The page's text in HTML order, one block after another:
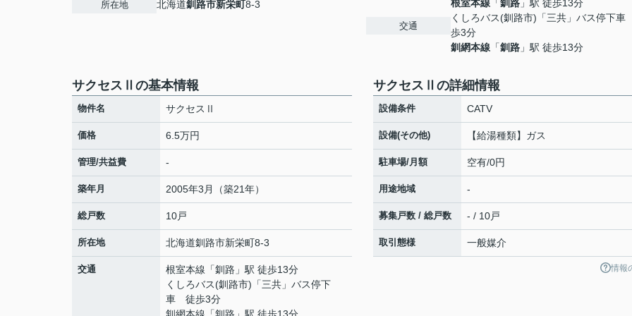
所在地 北海道釧路市新栄町8-3
交通
根室本線 「 釧路 」駅 徒歩13分
くしろバス(釧路市)「三共」バス停下
歩3分
釧網本線 「釧路 」駅 徒歩13分
サクセスⅡの基本情報
物件名 サクセスⅡ
価格 6.5万円
管理/共益費 -
築年月 2005年3月（築21年）
総戸数 10戸
所在地 北海道釧路市新栄町8-3
交通 根室本線 「釧路 」駅 徒歩13分
くしろバス(釧路市)「三共」バス停下
車 徒歩3分
サクセスⅡの詳細情報
設備条件 CATV
設備(その他) 【給湯種類】ガス
駐車場/月額 空有/0円
用途地域 -
募集戸数 / 総戸数 - / 10戸
取引態様 一般媒介
情報